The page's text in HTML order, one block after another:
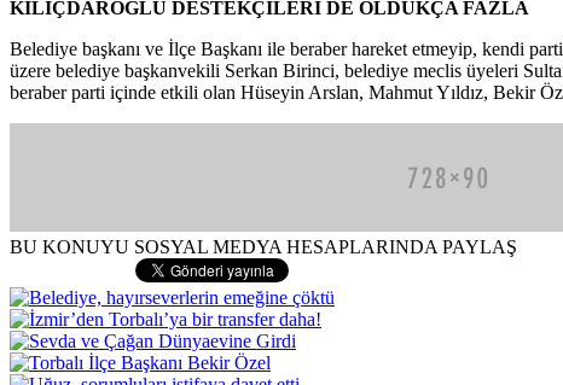
KILIÇDAROĞLU DESTEKÇİLERİ DE OLDUKÇA FAZLA
Belediye başkanı ve İlçe Başkanı ile beraber hareket etmeyip, kendi
üzere belediye başkanvekili Serkan Birinci, belediye meclis üyeleri
beraber parti içinde etkili olan Hüseyin Arslan, Mahmut Yıldız, Bekir
BU KONUYU SOSYAL MEDYA HESAPLARINDA PAYLAŞ